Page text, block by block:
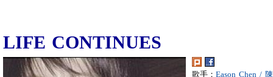
LIFE CONTINUES
歌手： Eason Chen /